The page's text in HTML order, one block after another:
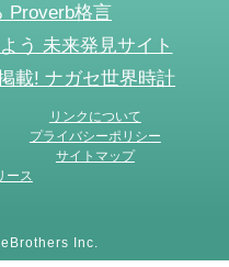
Proverb格言
う 未来発見サイト
載! ナガセ世界時計
リンクについて
プライバシーポリシー
サイトマップ
ース
Inc.